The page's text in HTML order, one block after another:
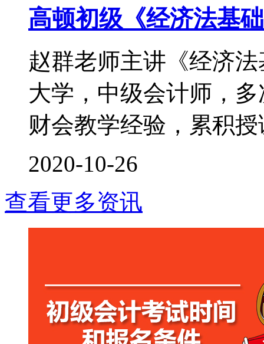
高顿初级《经济法基
赵群老师主讲《经济
大学，中级会计师，
财会教学经验，累积
2020-10-26
查看更多资讯